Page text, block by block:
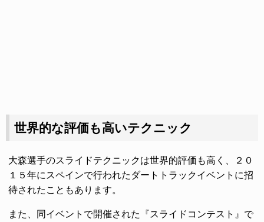
世界的な評価も高いテクニック
大森選手のスライドテクニックは世界的評価も高く、２０
１５年にスペインで行われたダートトラックイベントに招
待されたこともあります。
また、同イベントで開催された『スライドコンテスト』で